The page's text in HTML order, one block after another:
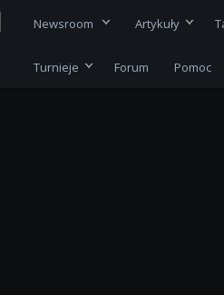
Newsroom Artykuły
Turnieje Forum Pomoc